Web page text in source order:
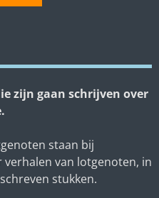
zijn gaan schrijven over
staan bij
verhalen van lotgenoten, in
stukken.